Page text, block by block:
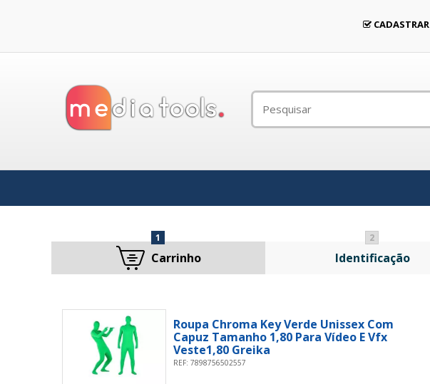
CADASTRAR
1
Carrinho
2
Identificação
Roupa Chroma Key Verde Unissex Com
Capuz Tamanho 1,80 Para Vídeo E Vfx
Veste1,80 Greika
REF: 7898756502557